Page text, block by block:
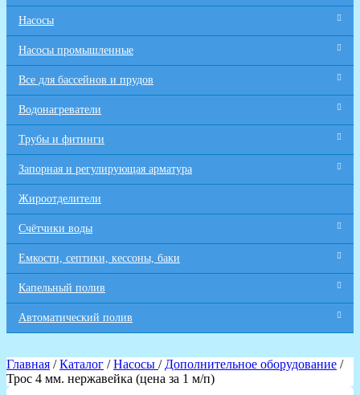
Насосы
Насосы промышленные
Все для бaссейнов и прудов
Водонагреватели
Трубы и фитинги
Запорная и регулирующая арматура
Жироотделители
Счётчики воды
Емкости, септики, кессоны, баки
Капельный полив
Автоматический полив
Главная /Каталог /Насосы / Дополнительное оборудование /
Трос 4 мм. нержавейка (цена за 1 м/п)